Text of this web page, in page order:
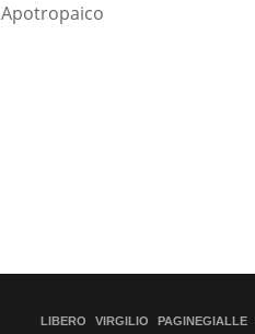
Apotropaico
LIBERO VIRGILIO PAGINEGIALLE